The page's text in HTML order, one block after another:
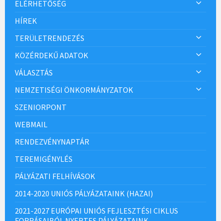
ELÉRHETŐSÉG
HÍREK
TERÜLETRENDEZÉS
KÖZÉRDEKŰ ADATOK
VÁLASZTÁS
NEMZETISÉGI ÖNKORMÁNYZATOK
SZENIORPONT
WEBMAIL
RENDEZVÉNYNAPTÁR
TEREMIGÉNYLÉS
PÁLYÁZATI FELHÍVÁSOK
2014-2020 UNIÓS PÁLYÁZATAINK (HAZAI)
2021-2027 EURÓPAI UNIÓS FEJLESZTÉSI CIKLUS